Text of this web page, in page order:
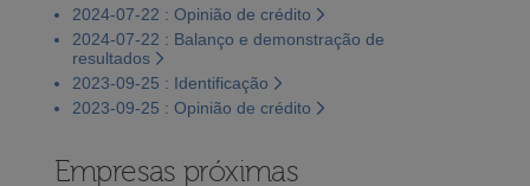
2024-07-22 : Opinião de crédito
2024-07-22 : Balanço e demonstração de
resultados
2023-09-25 : Identificação
2023-09-25 : Opinião de crédito
Empresas próximas